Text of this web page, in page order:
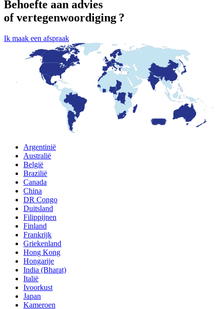
Behoefte aan advies
of vertegenwoordiging ?
Ik maak een afspraak
Argentinië
Australië
België
Brazilië
Canada
China
DR Congo
Duitsland
Filippijnen
Finland
Frankrijk
Griekenland
Hong Kong
Hongarije
India (Bharat)
Italië
Ivoorkust
Japan
Kameroen